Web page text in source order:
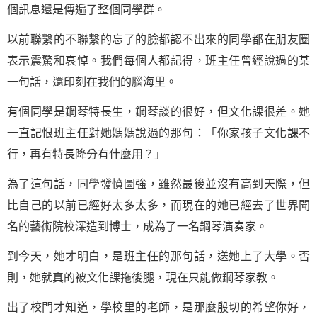
個訊息還是傳遍了整個同學群。
以前聯繫的不聯繫的忘了的臉都認不出來的同學都在朋友圈
表示震驚和哀悼。我們每個人都記得，班主任曾經說過的某
一句話，還印刻在我們的腦海里。
有個同學是鋼琴特長生，鋼琴談的很好，但文化課很差。她
一直記恨班主任對她媽媽說過的那句：「你家孩子文化課不
行，再有特長降分有什麼用？」
為了這句話，同學發憤圖強，雖然最後並沒有高到天際，但
比自己的以前已經好太多太多，而現在的她已經去了世界聞
名的藝術院校深造到博士，成為了一名鋼琴演奏家。
到今天，她才明白，是班主任的那句話，送她上了大學。否
則，她就真的被文化課拖後腿，現在只能做鋼琴家教。
出了校門才知道，學校里的老師，是那麼殷切的希望你好，